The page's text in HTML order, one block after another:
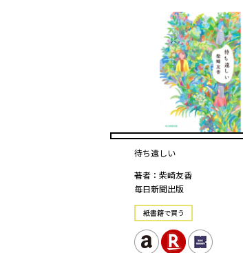
待ち遠しい
著者：柴崎友香
毎日新聞出版
紙書籍で買う